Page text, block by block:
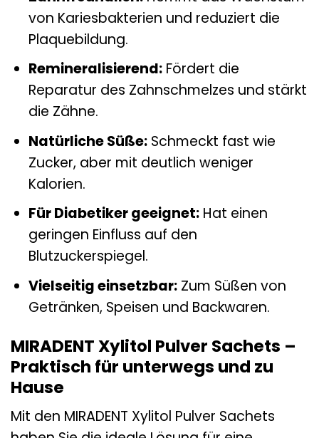
von Kariesbakterien und reduziert die
Plaquebildung.
Remineralisierend:Fördert die
Reparatur des Zahnschmelzes und stärkt
die Zähne.
Natürliche Süße:Schmeckt fast wie
Zucker, aber mit deutlich weniger
Kalorien.
Für Diabetiker geeignet:Hat einen
geringen Einfluss auf den
Blutzuckerspiegel.
Vielseitig einsetzbar:Zum Süßen von
Getränken, Speisen und Backwaren.
MIRADENT Xylitol Pulver Sachets –
Praktisch für unterwegs und zu
Hause
Mit den MIRADENT Xylitol Pulver Sachets